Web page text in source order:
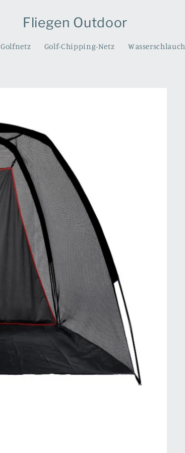
Fliegen Outdoor
Golfnetz Golf-Chipping-Netz Wasserschlauch